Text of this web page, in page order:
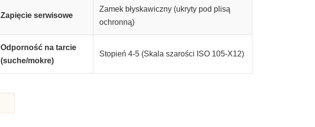
Zapięcie serwisowe
Zamek błyskawiczny (ukryty pod plisą
ochronną)
Odporność na tarcie
(suche/mokre)
Stopień 4-5 (Skala szarości ISO 105-X12)